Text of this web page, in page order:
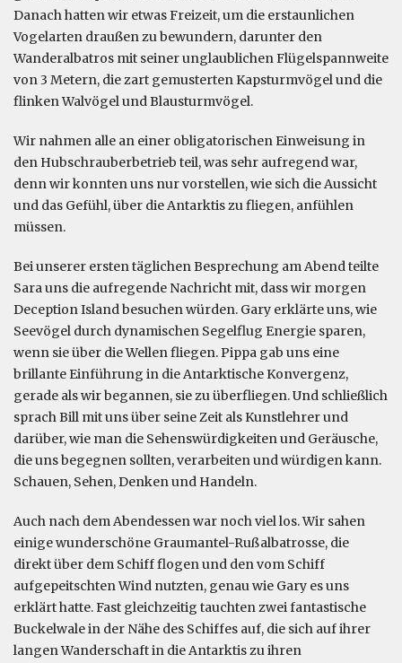
Danach hatten wir etwas Freizeit, um die erstaunlichen
Vogelarten draußen zu bewundern, darunter den
Wanderalbatros mit seiner unglaublichen Flügelspannweite
von 3 Metern, die zart gemusterten Kapsturmvögel und die
flinken Walvögel und Blausturmvögel.
Wir nahmen alle an einer obligatorischen Einweisung in
den Hubschrauberbetrieb teil, was sehr aufregend war,
denn wir konnten uns nur vorstellen, wie sich die Aussicht
und das Gefühl, über die Antarktis zu fliegen, anfühlen
müssen.
Bei unserer ersten täglichen Besprechung am Abend teilte
Sara uns die aufregende Nachricht mit, dass wir morgen
Deception Island besuchen würden. Gary erklärte uns, wie
Seevögel durch dynamischen Segelflug Energie sparen,
wenn sie über die Wellen fliegen. Pippa gab uns eine
brillante Einführung in die Antarktische Konvergenz,
gerade als wir begannen, sie zu überfliegen. Und schließlich
sprach Bill mit uns über seine Zeit als Kunstlehrer und
darüber, wie man die Sehenswürdigkeiten und Geräusche,
die uns begegnen sollten, verarbeiten und würdigen kann.
Schauen, Sehen, Denken und Handeln.
Auch nach dem Abendessen war noch viel los. Wir sahen
einige wunderschöne Graumantel-Rußalbatrosse, die
direkt über dem Schiff flogen und den vom Schiff
aufgepeitschten Wind nutzten, genau wie Gary es uns
erklärt hatte. Fast gleichzeitig tauchten zwei fantastische
Buckelwale in der Nähe des Schiffes auf, die sich auf ihrer
langen Wanderschaft in die Antarktis zu ihren